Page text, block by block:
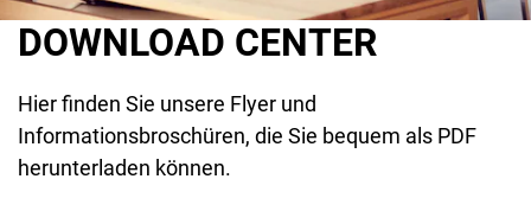
DOWNLOAD CENTER
Hier finden Sie unsere Flyer und
Informationsbroschüren, die Sie bequem als PDF
herunterladen können.